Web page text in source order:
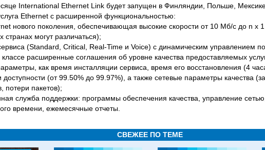
International Ethernet Link будет запущен в Финляндии, Польше,
Ethernet с расширенной функциональностью:
нового поколения, обеспечивающая высокие скорости от 10 Мб/c до n x
странах могут различаться);
(Standard, Critical, Real-Time и Voice) с динамическим управлением
расширенные соглашения об уровне качества предоставляемых
как время инсталляции сервиса, время его восстановления (4
доступности (от 99.50% до 99.97%), а также сетевые параметры качества
потери пакетов);
служба поддержки: программы обеспечения качества, управление
времени, ежемесячные отчеты.
СВЕЖЕЕ ПО ТЕМЕ